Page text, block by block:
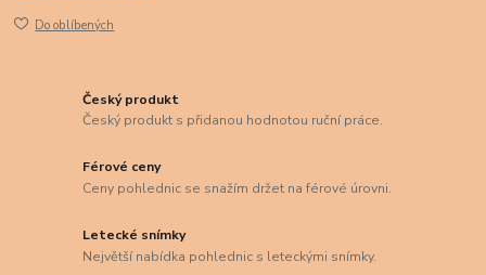
Do oblíbených
Český produkt
Český produkt s přidanou hodnotou ruční práce.
Férové ceny
Ceny pohlednic se snažím držet na férové úrovni.
Letecké snímky
Největší nabídka pohlednic s leteckými snímky.